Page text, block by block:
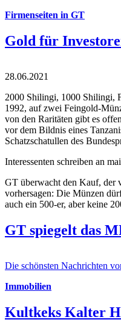
Firmenseiten in GT
Gold für
28.06.2021
2000 Shilingi, 1000 Shilingi,
1992, auf zwei Feingold-
von den Raritäten gibt es
vor dem Bildnis eines
Schatzschatullen des
Interessenten schreiben an
GT überwacht den Kauf, der
vorhersagen: Die Münzen
auch ein 500-er, aber keine
GT spiegelt das
Die schönsten Nachrichten
Immobilien
Kultkeks Kalter